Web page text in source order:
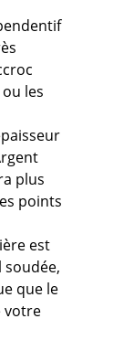
les
plus
points
est
que le
votre